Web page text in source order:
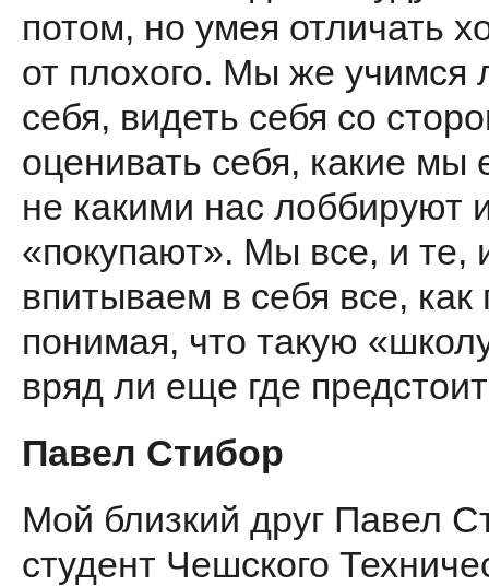
потом, но умея отличать
от плохого. Мы же учимся
себя, видеть себя со
оценивать себя, какие мы
не какими нас лоббируют
«покупают». Мы все, и те,
впитываем в себя все, как
понимая, что такую
вряд ли еще где
Павел Стибор
Мой близкий друг Павел
студент Чешского